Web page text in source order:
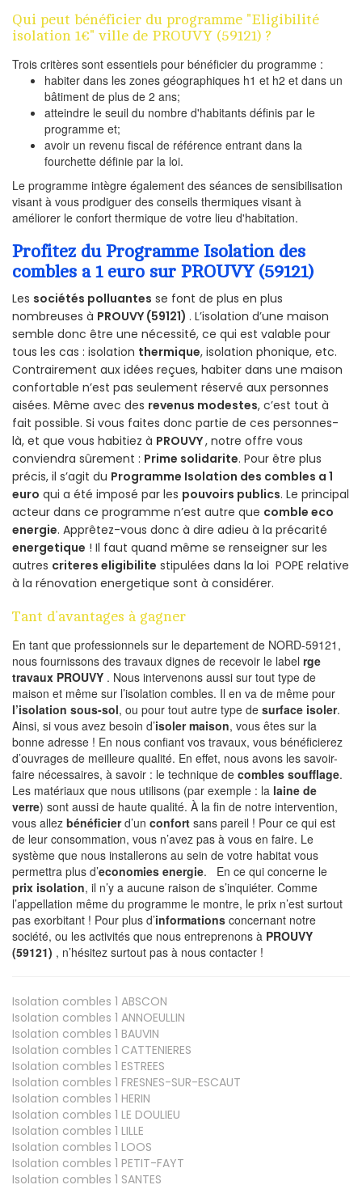
Qui peut bénéficier du programme "Eligibilité
isolation 1€" ville de PROUVY (59121) ?
Trois critères sont essentiels pour bénéficier du programme :
habiter dans les zones géographiques h1 et h2 et dans un
bâtiment de plus de 2 ans;
atteindre le seuil du nombre d'habitants définis par le
programme et;
avoir un revenu fiscal de référence entrant dans la
fourchette définie par la loi.
Le programme intègre également des séances de sensibilisation
visant à vous prodiguer des conseils thermiques visant à
améliorer le confort thermique de votre lieu d'habitation.
Profitez du Programme Isolation des
combles a 1 euro sur PROUVY (59121)
Les sociétés polluantes se font de plus en plus
nombreuses à PROUVY (59121) . L’isolation d’une maison
semble donc être une nécessité, ce qui est valable pour
tous les cas : isolation thermique, isolation phonique, etc.
Contrairement aux idées reçues, habiter dans une maison
confortable n’est pas seulement réservé aux personnes
aisées. Même avec des revenus modestes, c’est tout à
fait possible. Si vous faites donc partie de ces personnes-
là, et que vous habitiez à PROUVY, notre offre vous
conviendra sûrement : Prime solidarite. Pour être plus
précis, il s’agit du Programme Isolation des combles a 1
euro qui a été imposé par les pouvoirs publics. Le principal
acteur dans ce programme n’est autre que comble eco
energie. Apprêtez-vous donc à dire adieu à la précarité
energetique ! Il faut quand même se renseigner sur les
autres criteres eligibilite stipulées dans la loi POPE relative
à la rénovation energetique sont à considérer.
Tant d’avantages à gagner
En tant que professionnels sur le departement de NORD-59121,
nous fournissons des travaux dignes de recevoir le label rge
travaux PROUVY . Nous intervenons aussi sur tout type de
maison et même sur l’isolation combles. Il en va de même pour
l’isolation sous-sol, ou pour tout autre type de surface isoler.
Ainsi, si vous avez besoin d’isoler maison, vous êtes sur la
bonne adresse ! En nous confiant vos travaux, vous bénéficierez
d’ouvrages de meilleure qualité. En effet, nous avons les savoir-
faire nécessaires, à savoir : le technique de combles soufflage.
Les matériaux que nous utilisons (par exemple : la laine de
verre) sont aussi de haute qualité. À la fin de notre intervention,
vous allez bénéficierd’un confort sans pareil ! Pour ce qui est
de leur consommation, vous n’avez pas à vous en faire. Le
système que nous installerons au sein de votre habitat vous
permettra plus d’economies energie. En ce qui concerne le
prix isolation, il n’y a aucune raison de s’inquiéter. Comme
l’appellation même du programme le montre, le prix n’est surtout
pas exorbitant ! Pour plus d’informations concernant notre
société, ou les activités que nous entreprenons à PROUVY
(59121) , n’hésitez surtout pas à nous contacter !
Isolation combles 1 ABSCON
Isolation combles 1 ANNOEULLIN
Isolation combles 1 BAUVIN
Isolation combles 1 CATTENIERES
Isolation combles 1 ESTREES
Isolation combles 1 FRESNES-SUR-ESCAUT
Isolation combles 1 HERIN
Isolation combles 1 LE DOULIEU
Isolation combles 1 LILLE
Isolation combles 1 LOOS
Isolation combles 1 PETIT-FAYT
Isolation combles 1 SANTES